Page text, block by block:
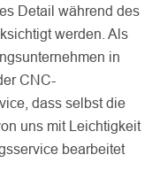
Detail während des
werden. Als
in
CNC-
dass selbst die
uns mit Leichtigkeit
bearbeitet